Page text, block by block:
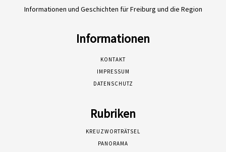
Informationen und Geschichten für Freiburg und die Region
Informationen
KONTAKT
IMPRESSUM
DATENSCHUTZ
Rubriken
KREUZWORTRÄTSEL
PANORAMA